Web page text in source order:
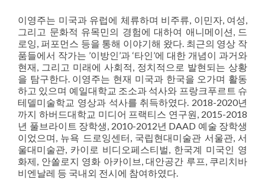
이영주는 미국과 유럽에 체류하며 비주류, 이민자, 여성,
그리고 문화적 유목민의 경험에 대하여 애니메이션, 드
로잉, 퍼포먼스 등을 통해 이야기해 왔다. 최근의 영상 작
품들에서 작가는 ’이방인’과 ‘타인’에 대한 개념이 과거와
현재, 그리고 미래에 사회적, 정치적으로 발현되는 상황
을 탐구한다. 이영주는 현재 미국과 한국을 오가며 활동
하고 있으며 예일대학교 조소과 석사와 프랑크푸르트 슈
테델미술학교 영상과 석사를 취득하였다. 2018-2020년
까지 하버드대학교 미디어 프랙티스 연구원, 2015-2018
년 풀브라이트 장학생, 2010-2012년 DAAD 예술 장학생
이었으며, 뉴욕 드로잉센터, 국립현대미술관 서울관, 서
울대미술관, 카이로 비디오페스티벌, 한국계 미국인 영
화제, 안쏠로지 영화 아카이브, 대안공간 루프, 쿠리치바
비엔날레 등 국내외 전시에 참여하였다.